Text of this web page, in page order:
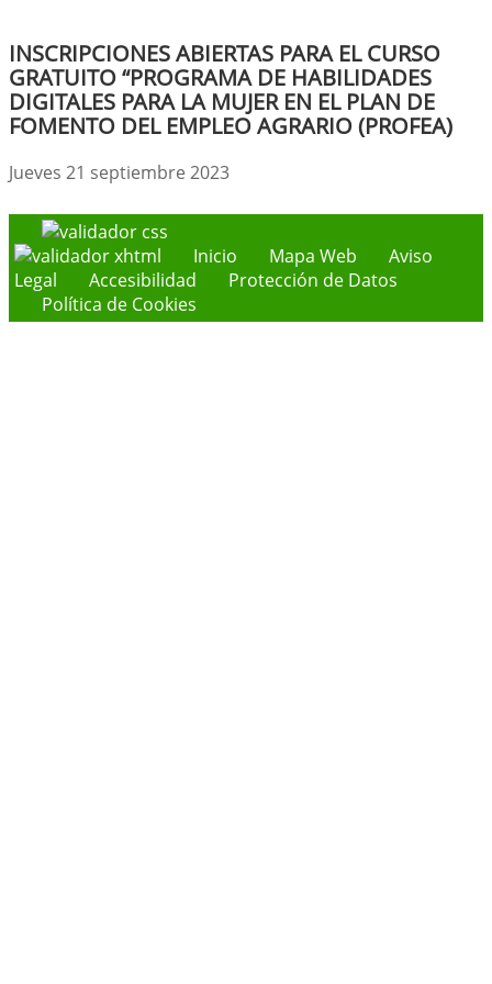
INSCRIPCIONES ABIERTAS PARA EL CURSO
GRATUITO “PROGRAMA DE HABILIDADES
DIGITALES PARA LA MUJER EN EL PLAN DE
FOMENTO DEL EMPLEO AGRARIO (PROFEA)
Jueves 21 septiembre 2023
Inicio Mapa Web
Aviso
Legal
Accesibilidad
Protección de Datos
Política de Cookies